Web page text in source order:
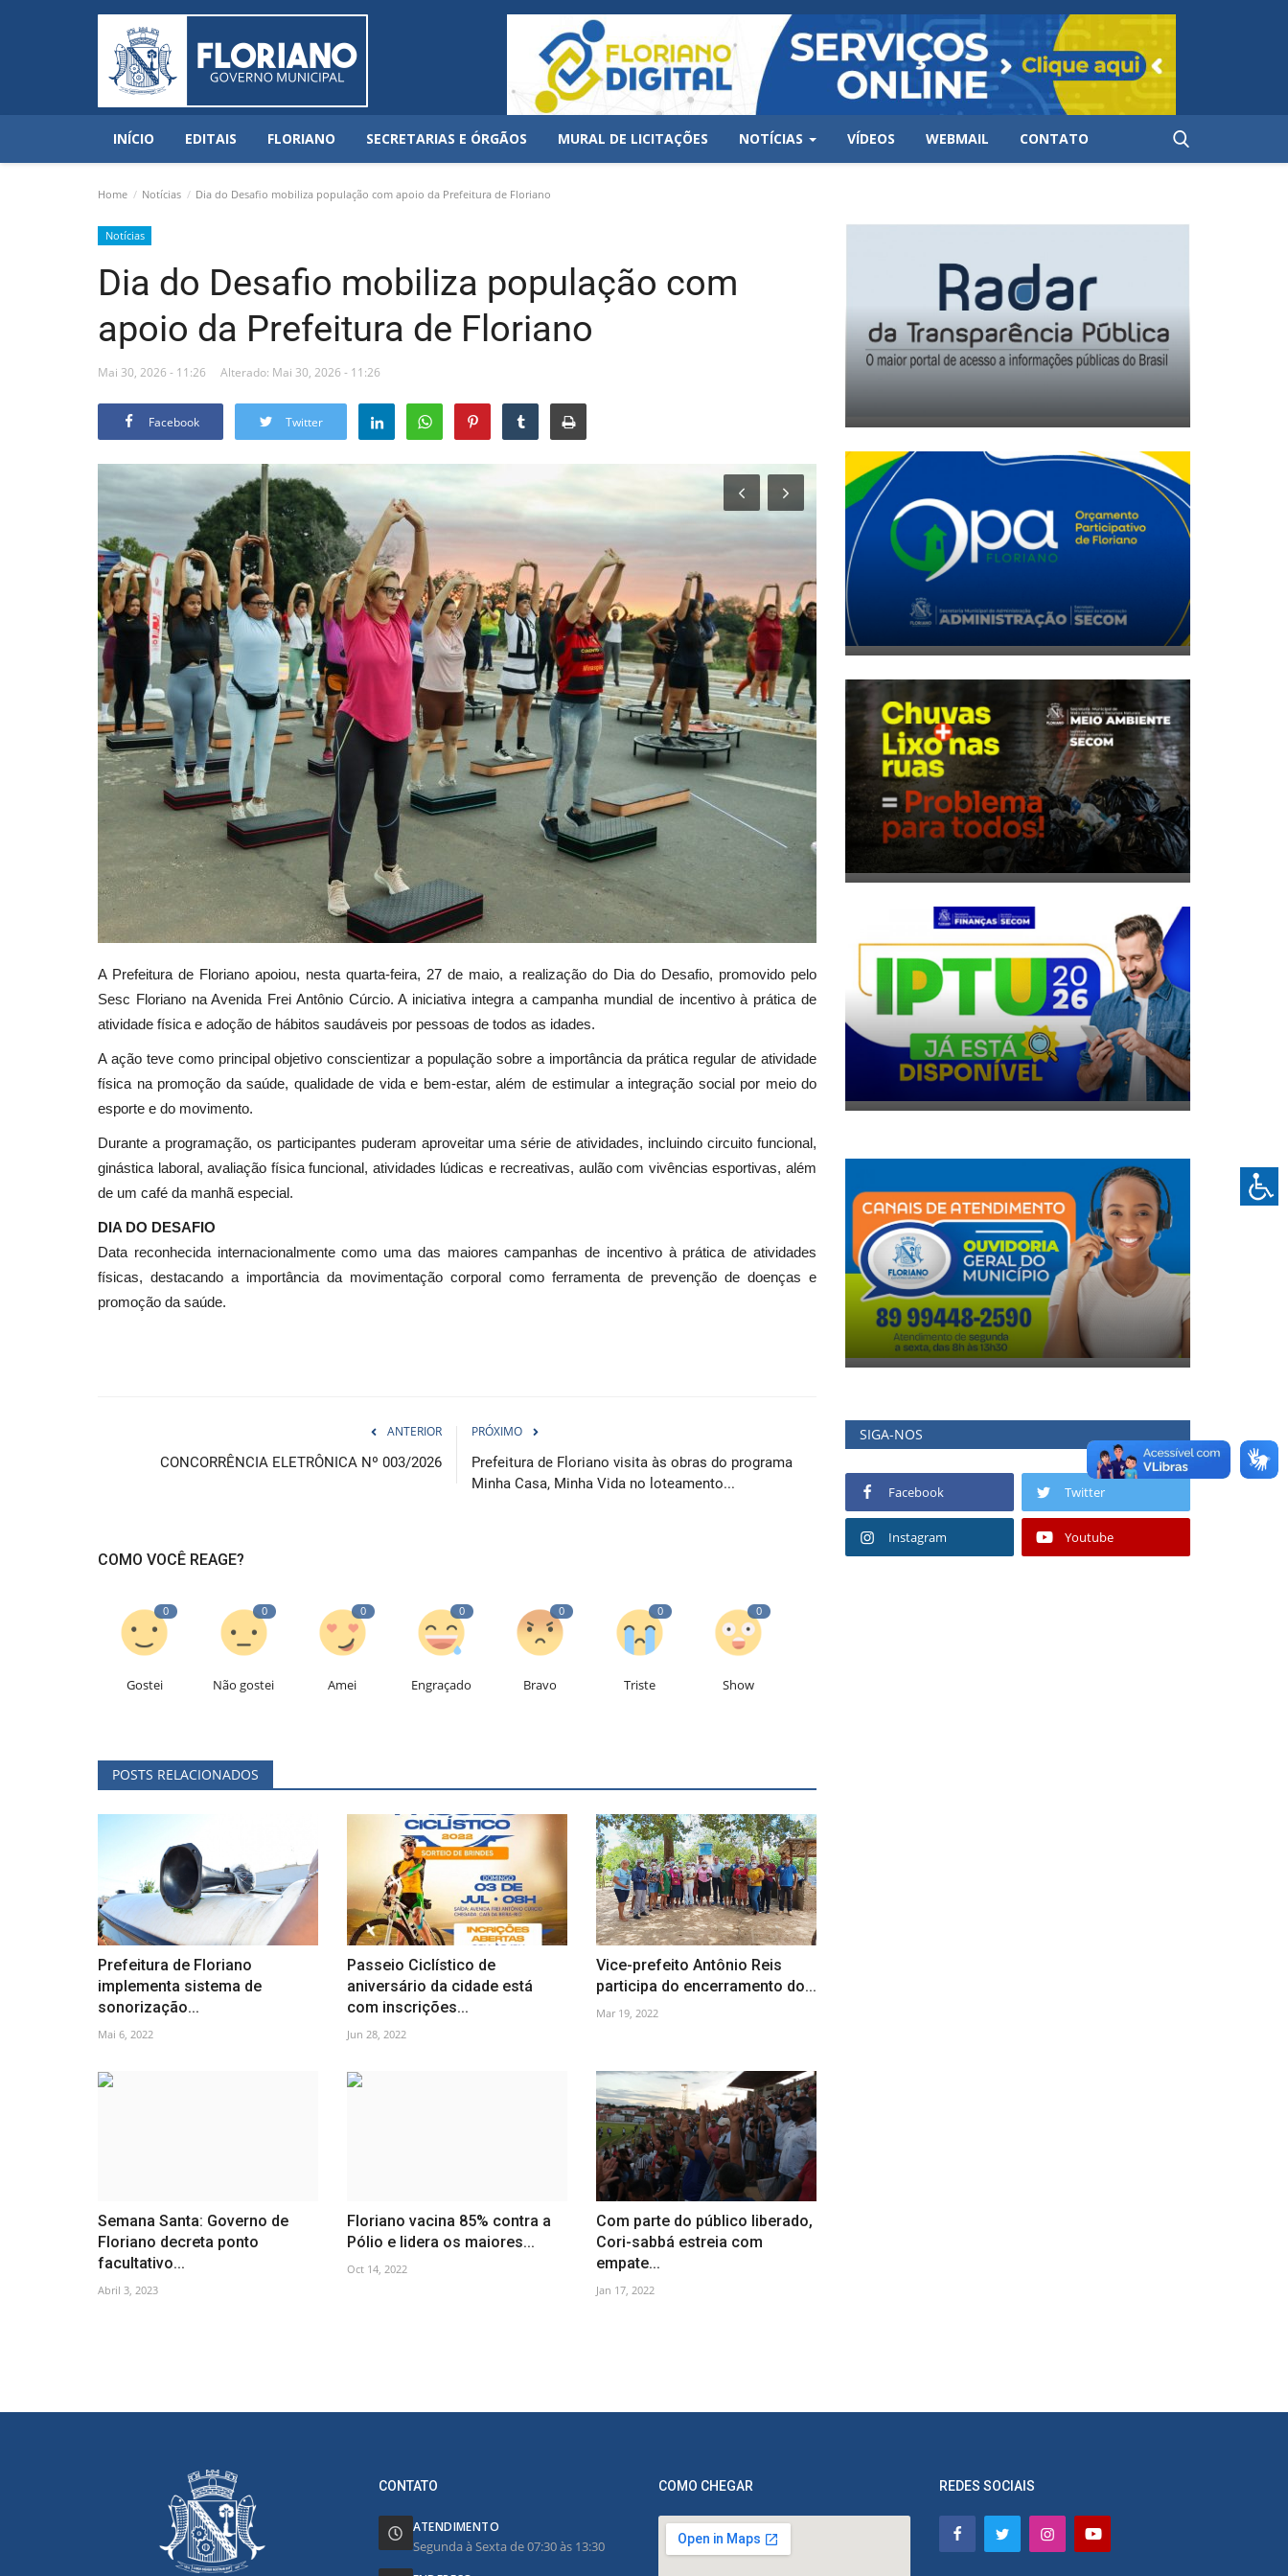
INÍCIO EDITAIS FLORIANO SECRETARIAS E ÓRGÃOS MURAL DE LICITAÇÕES NOTÍCIAS VÍDEOS WEBMAIL CONTATO
Home Notícias Dia do Desafio mobiliza população com apoio da Prefeitura de Floriano
Notícias
Dia do Desafio mobiliza população com
apoio da Prefeitura de Floriano
Mai 30, 2026 - 11:26 Alterado: Mai 30, 2026 - 11:26
Facebook Twitter
A Prefeitura de Floriano apoiou, nesta quarta-feira, 27 de maio, a realização do Dia do Desafio, promovido pelo
Sesc Floriano na Avenida Frei Antônio Cúrcio. A iniciativa integra a campanha mundial de incentivo à prática de
atividade física e adoção de hábitos saudáveis por pessoas de todos as idades.
A ação teve como principal objetivo conscientizar a população sobre a importância da prática regular de atividade
física na promoção da saúde, qualidade de vida e bem-estar, além de estimular a integração social por meio do
esporte e do movimento.
Durante a programação, os participantes puderam aproveitar uma série de atividades, incluindo circuito funcional,
ginástica laboral, avaliação física funcional, atividades lúdicas e recreativas, aulão com vivências esportivas, além
de um café da manhã especial.
DIA DO DESAFIO
Data reconhecida internacionalmente como uma das maiores campanhas de incentivo à prática de atividades
físicas, destacando a importância da movimentação corporal como ferramenta de prevenção de doenças e
promoção da saúde.
ANTERIOR
CONCORRÊNCIA ELETRÔNICA Nº 003/2026
PRÓXIMO
Prefeitura de Floriano visita às obras do programa
Minha Casa, Minha Vida no loteamento...
COMO VOCÊ REAGE?
0
Gostei
0
Não gostei
0
Amei
0
Engraçado
0
Bravo
0
Triste
0
Show
POSTS RELACIONADOS
Prefeitura de Floriano
implementa sistema de
sonorização...
Mai 6, 2022
Passeio Ciclístico de
aniversário da cidade está
com inscrições...
Jun 28, 2022
Vice-prefeito Antônio Reis
participa do encerramento do...
Mar 19, 2022
Semana Santa: Governo de
Floriano decreta ponto
facultativo...
Abril 3, 2023
Floriano vacina 85% contra a
Pólio e lidera os maiores...
Oct 14, 2022
Com parte do público liberado,
Cori-sabbá estreia com
empate...
Jan 17, 2022
SIGA-NOS
Facebook Twitter
Instagram Youtube
CONTATO
ATENDIMENTO
Segunda à Sexta de 07:30 às 13:30
COMO CHEGAR REDES SOCIAIS